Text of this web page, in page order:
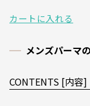
カートに入れる
メンズパーマ
CONTENTS [内容]